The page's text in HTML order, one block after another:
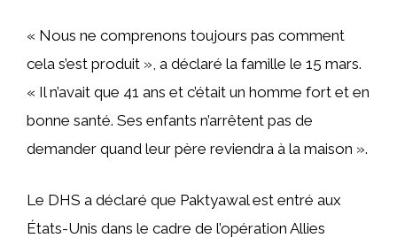
« Nous ne comprenons toujours pas comment
cela s’est produit », a déclaré la famille le 15 mars.
« Il n’avait que 41 ans et c’était un homme fort et en
bonne santé. Ses enfants n’arrêtent pas de
demander quand leur père reviendra à la maison ».
Le DHS a déclaré que Paktyawal est entré aux
États-Unis dans le cadre de l’opération Allies